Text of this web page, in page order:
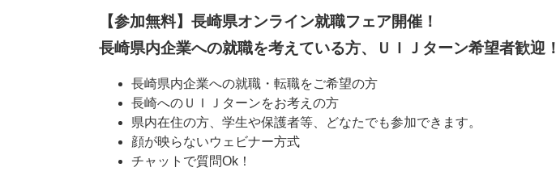
【参加無料】長崎県オンライン就職フェア開催！
長崎県内企業への就職を考えている方、ＵＩＪターン希望者歓迎！
長崎県内企業への就職・転職をご希望の方
長崎へのＵＩＪターンをお考えの方
県内在住の方、学生や保護者等、どなたでも参加できます。
顔が映らないウェビナー方式
チャットで質問Ok！